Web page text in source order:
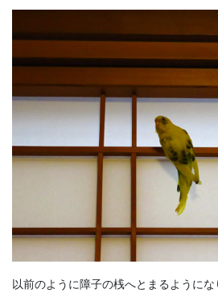
以前のように障子の桟へとまるようにな